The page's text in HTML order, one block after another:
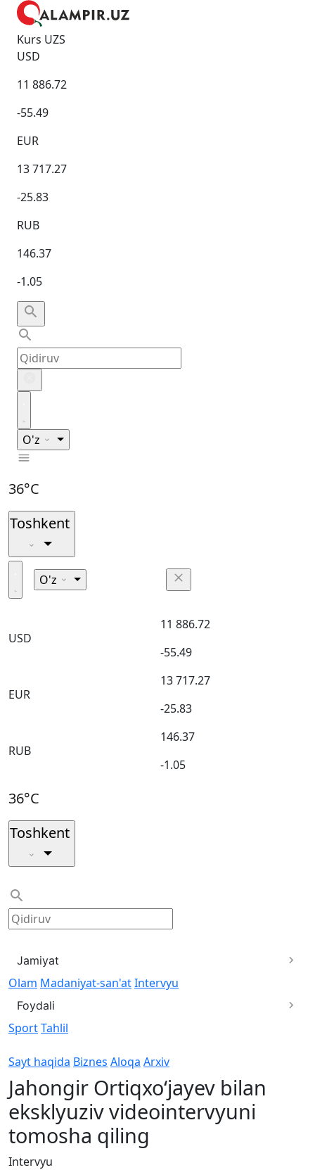
Kurs UZS
USD
11 886.72
-55.49
EUR
13 717.27
-25.83
RUB
146.37
-1.05
O'z
36°C
Toshkent
O'z
USD
11 886.72
-55.49
EUR
13 717.27
-25.83
RUB
146.37
-1.05
36°C
Toshkent
Jamiyat
Olam Madaniyat-san'atIntervyu
Foydali
SportTahlil
Sayt haqida Biznes Aloqa Arxiv
Jahongir Ortiqxo‘jayev bilan
eksklyuziv videointervyuni
tomosha qiling
Intervyu